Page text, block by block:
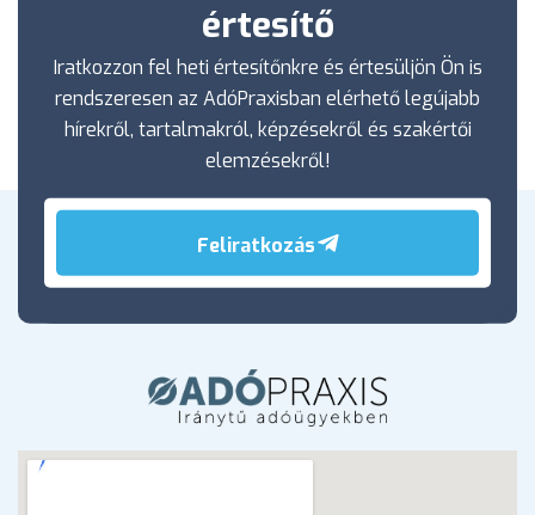
értesítő
Iratkozzon fel heti értesítőnkre és értesüljön Ön is
rendszeresen az AdóPraxisban elérhető legújabb
hírekről, tartalmakról, képzésekről és szakértői
elemzésekről!
Feliratkozás